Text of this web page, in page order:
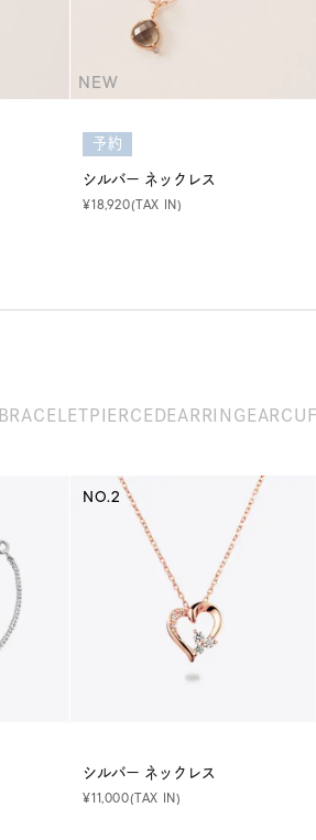
NEW
予約
シルバー ネックレス
¥18,920(TAX IN)
BRACELET PIERCED EARRING
NO.2
シルバー ネックレス
¥11,000(TAX IN)